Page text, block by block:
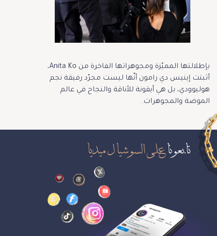
بإطلالتها المميّزة ومجوهراتها الفاخرة من Anita Ko،
أثبتت إينيس دي رامون أنّها ليست مجرّد رفيقة نجم
هوليوودي، بل هي أيقونة للأناقة والنجاح في عالم
الموضة والمجوهرات.
تابعوناعلى السوشيال ميديا